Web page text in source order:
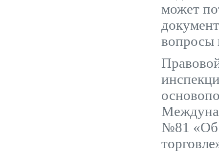
может
вопросы
№81 «Об